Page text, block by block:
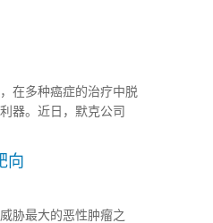
在多种癌症的治疗中脱
器。近日，默克公司
向
胁最大的恶性肿瘤之